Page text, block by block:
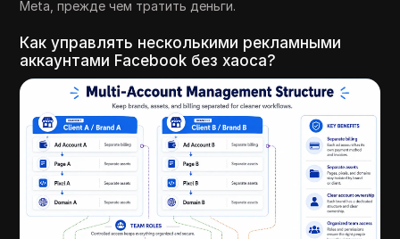
Meta, прежде чем тратить деньги.
Как управлять несколькими рекламными
аккаунтами Facebook без хаоса?